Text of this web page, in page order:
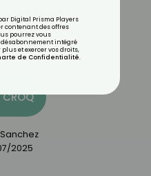
2025
Digital Prisma Players
contenant des offres
pourrez vous
intégré
et exercer vos droits,
de Confidentialité.